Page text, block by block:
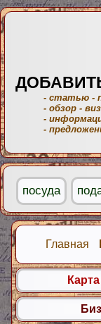
Главная
- статью -
- обзор -
-
-
посуда